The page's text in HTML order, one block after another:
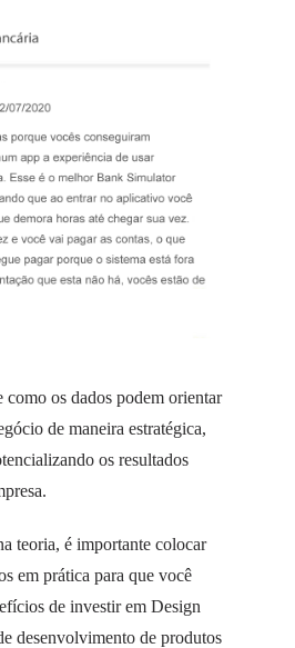
como os dados podem orientar
de maneira estratégica,
os resultados
teoria, é importante colocar
em prática para que você
de investir em Design
desenvolvimento de produtos